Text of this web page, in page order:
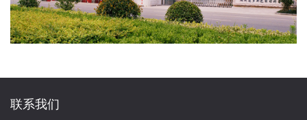
联系我们